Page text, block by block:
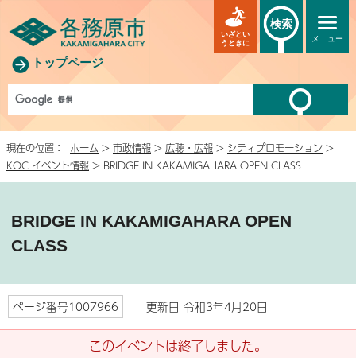
トップページ
メニュー
いざとい
うときに
検索
現在の位置： ホーム > 市政情報 > 広聴・広報 > シティプロモーション >
KOC イベント情報 > BRIDGE IN KAKAMIGAHARA OPEN CLASS
BRIDGE IN KAKAMIGAHARA OPEN
CLASS
ページ番号1007966 更新日 令和3年4月20日
このイベントは終了しました。